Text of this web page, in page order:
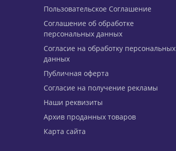
Пользовательское Соглашение
Соглашение об обработке
персональных данных
Согласие на обработку персональных
данных
Публичная оферта
Согласие на получение рекламы
Наши реквизиты
Архив проданных товаров
Карта сайта